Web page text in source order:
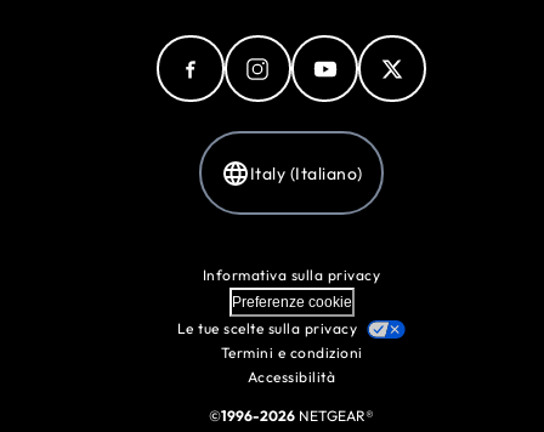
Italy (Italiano)
Informativa sulla privacy
Preferenze cookie
Le tue scelte sulla privacy
Termini e condizioni
Accessibilità
©1996-2026 NETGEAR®